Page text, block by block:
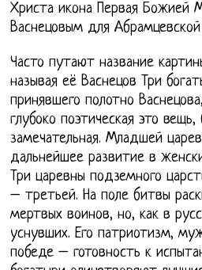
Христа икона Первая Божией
Васнецовым для Абрамцевской
Часто путают название
называя её Васнецов Три
принявшего полотно
глубоко поэтическая это
замечательная. Младшей
дальнейшее развитие в
Три царевны подземного
– третьей. На поле битвы
мертвых воинов, но, как в
уснувших. Его патриотизм,
победе – готовность к